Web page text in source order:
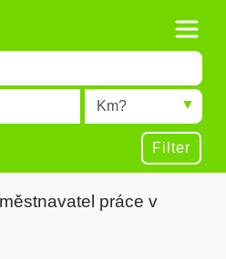
results.
results.
Radius
Filter
práce v